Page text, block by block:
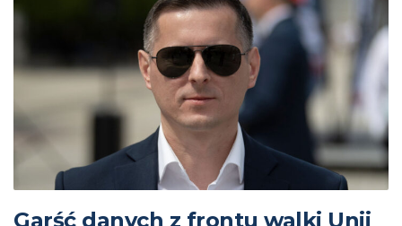
Garść danych z frontu walki Unii